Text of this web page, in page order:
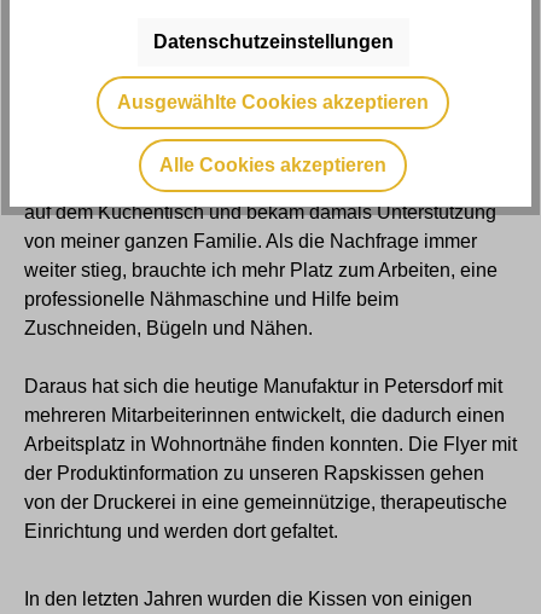
zur Handhabung. Seit 3 Jahren haben wir unsere
Wo wir heute sind
Angefangen habe ich mit der Produktion der Rapskissen
auf dem Küchentisch und bekam damals Unterstützung
von meiner ganzen Familie. Als die Nachfrage immer
weiter stieg, brauchte ich mehr Platz zum Arbeiten, eine
professionelle Nähmaschine und Hilfe beim
Zuschneiden, Bügeln und Nähen.
Daraus hat sich die heutige Manufaktur in Petersdorf mit
mehreren Mitarbeiterinnen entwickelt, die dadurch einen
Arbeitsplatz in Wohnortnähe finden konnten. Die Flyer mit
der Produktinformation zu unseren Rapskissen gehen
von der Druckerei in eine gemeinnützige, therapeutische
Einrichtung und werden dort gefaltet.
In den letzten Jahren wurden die Kissen von einigen
Datenschutzeinstellungen
Ausgewählte Cookies akzeptieren
Alle Cookies akzeptieren